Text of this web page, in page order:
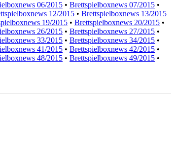
06/2015 • Brettspielboxnews 07/2015 •
12/2015 • Brettspielboxnews 13/2015
19/2015 • Brettspielboxnews 20/2015 •
26/2015 • Brettspielboxnews 27/2015 •
33/2015 • Brettspielboxnews 34/2015 •
41/2015 • Brettspielboxnews 42/2015 •
48/2015 • Brettspielboxnews 49/2015 •